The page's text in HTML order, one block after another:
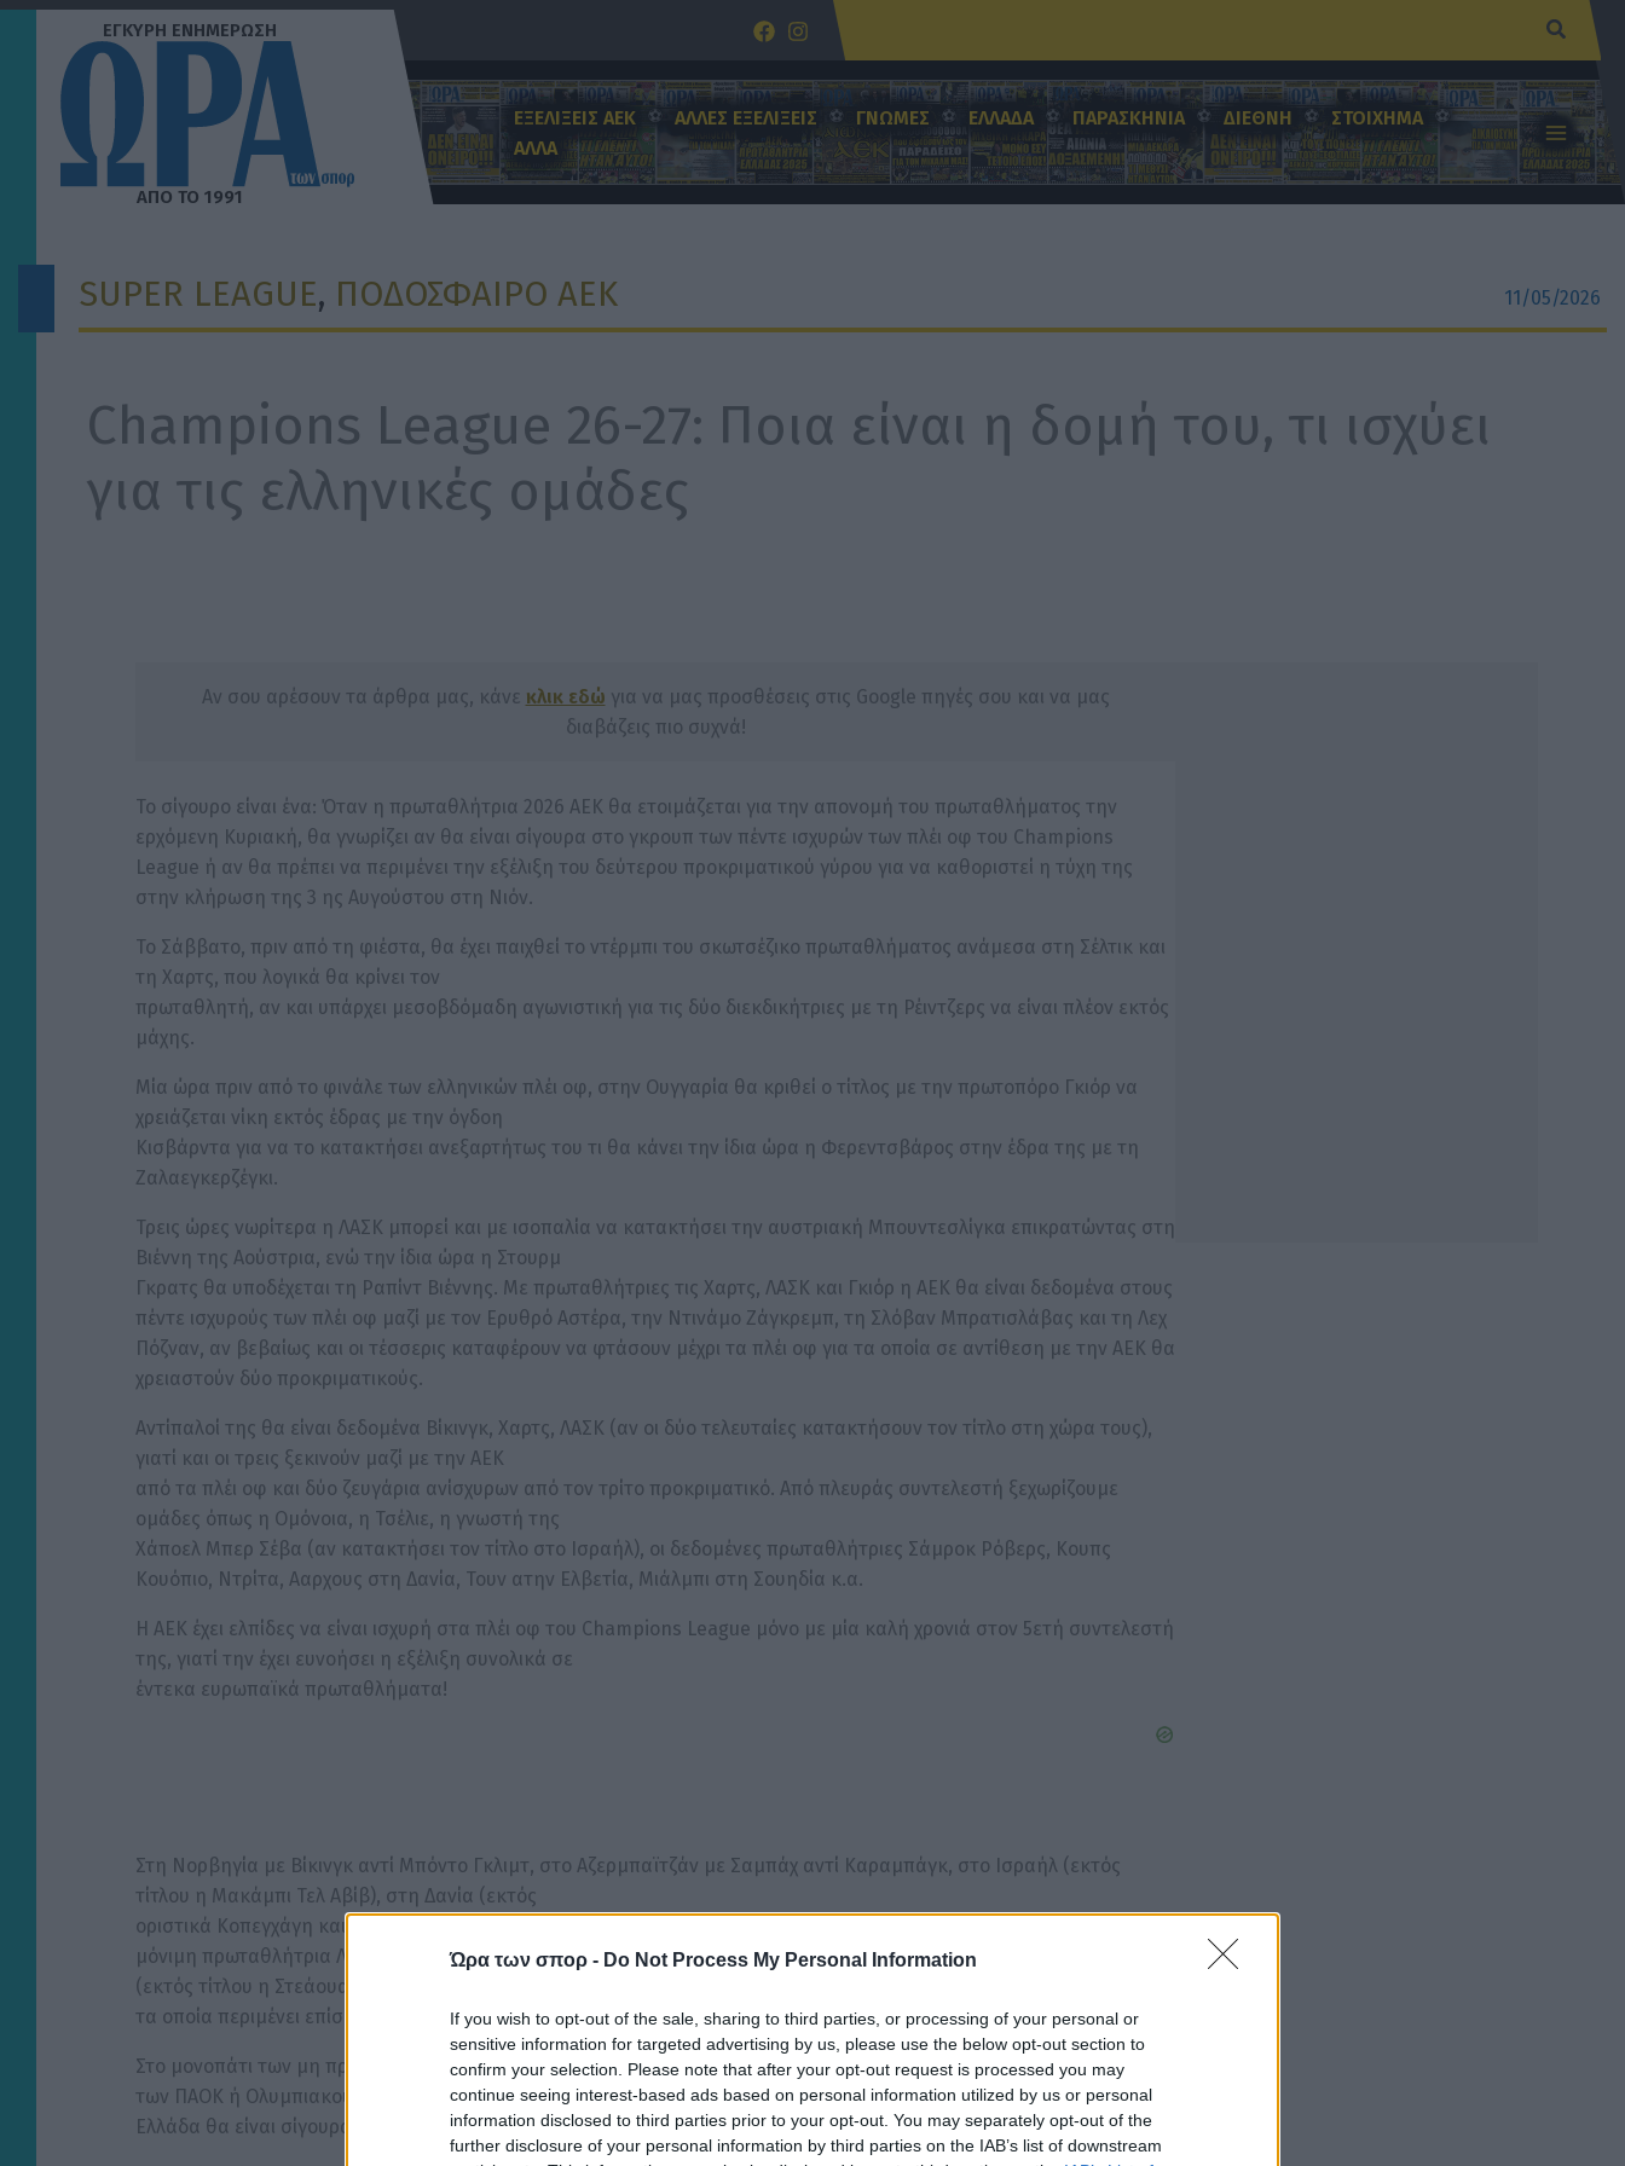
Ώρα των σπορ - Do Not Process My Personal Information
If you wish to opt-out of the sale, sharing to third parties, or processing of your personal or
sensitive information for targeted advertising by us, please use the below opt-out section to
confirm your selection. Please note that after your opt-out request is processed you may
continue seeing interest-based ads based on personal information utilized by us or personal
information disclosed to third parties prior to your opt-out. You may separately opt-out of the
further disclosure of your personal information by third parties on the IAB’s list of downstream
Μετάβαση
περιεχόμενο
ΕΞΕΛΙΞΕΙΣ ΑΕΚ ΑΛΛΕΣ ΕΞΕΛΙΞΕΙΣ ΓΝΩΜΕΣ ΕΛΛΑΔΑ ΠΑΡΑΣΚΗΝΙΑ ΔΙΕΘΝΗ
ΣΤΟΙΧΗΜΑ
ΑΛΛΑ
SUPER LEAGUE, ΠΟΔΟΣΦΑΙΡΟ ΑΕΚ 11/05/2026
Champions League 26-27: Ποια είναι η δομή του, τι ισχύει
για τις ελληνικές ομάδες
Αν σου αρέσουν τα άρθρα μας, κάνε κλικ εδώ για να μας προσθέσεις στις Google πηγές σου και να μας
διαβάζεις πιο συχνά!
Το σίγουρο είναι ένα: Όταν η πρωταθλήτρια 2026 ΑΕΚ θα ετοιμάζεται για την απονομή του πρωταθλήματος την
ερχόμενη Κυριακή, θα γνωρίζει αν θα είναι σίγουρα στο γκρουπ των πέντε ισχυρών των πλέι οφ του Champions
League ή αν θα πρέπει να περιμένει την εξέλιξη του δεύτερου προκριματικού γύρου για να καθοριστεί η τύχη της
στην κλήρωση της 3 ης Αυγούστου στη Νιόν.
Το Σάββατο, πριν από τη φιέστα, θα έχει παιχθεί το ντέρμπι του σκωτσέζικο πρωταθλήματος ανάμεσα στη Σέλτικ και
τη Χαρτς, που λογικά θα κρίνει τον
πρωταθλητή, αν και υπάρχει μεσοβδόμαδη αγωνιστική για τις δύο διεκδικήτριες με τη Ρέιντζερς να είναι πλέον εκτός
μάχης.
Μία ώρα πριν από το φινάλε των ελληνικών πλέι οφ, στην Ουγγαρία θα κριθεί ο τίτλος με την πρωτοπόρο Γκιόρ να
χρειάζεται νίκη εκτός έδρας με την όγδοη
Κισβάρντα για να το κατακτήσει ανεξαρτήτως του τι θα κάνει την ίδια ώρα η Φερεντσβάρος στην έδρα της με τη
Ζαλαεγκερζέγκι.
Τρεις ώρες νωρίτερα η ΛΑΣΚ μπορεί και με ισοπαλία να κατακτήσει την αυστριακή Μπουντεσλίγκα επικρατώντας στη
Βιέννη της Αούστρια, ενώ την ίδια ώρα η Στουρμ
Γκρατς θα υποδέχεται τη Ραπίντ Βιέννης. Με πρωταθλήτριες τις Χαρτς, ΛΑΣΚ και Γκιόρ η ΑΕΚ θα είναι δεδομένα στους
πέντε ισχυρούς των πλέι οφ μαζί με τον Ερυθρό Αστέρα, την Ντινάμο Ζάγκρεμπ, τη Σλόβαν Μπρατισλάβας και τη Λεχ
Πόζναν, αν βεβαίως και οι τέσσερις καταφέρουν να φτάσουν μέχρι τα πλέι οφ για τα οποία σε αντίθεση με την ΑΕΚ θα
χρειαστούν δύο προκριματικούς.
Αντίπαλοί της θα είναι δεδομένα Βίκινγκ, Χαρτς, ΛΑΣΚ (αν οι δύο τελευταίες κατακτήσουν τον τίτλο στη χώρα τους),
γιατί και οι τρεις ξεκινούν μαζί με την ΑΕΚ
από τα πλέι οφ και δύο ζευγάρια ανίσχυρων από τον τρίτο προκριματικό. Από πλευράς συντελεστή ξεχωρίζουμε
ομάδες όπως η Ομόνοια, η Τσέλιε, η γνωστή της
Χάποελ Μπερ Σέβα (αν κατακτήσει τον τίτλο στο Ισραήλ), οι δεδομένες πρωταθλήτριες Σάμροκ Ρόβερς, Κουπς
Κουόπιο, Ντρίτα, Ααρχους στη Δανία, Τουν ατην Ελβετία, Μιάλμπι στη Σουηδία κ.α.
Η ΑΕΚ έχει ελπίδες να είναι ισχυρή στα πλέι οφ του Champions League μόνο με μία καλή χρονιά στον 5ετή συντελεστή
της, γιατί την έχει ευνοήσει η εξέλιξη συνολικά σε
έντεκα ευρωπαϊκά πρωταθλήματα!
Στη Νορβηγία με Βίκινγκ αντί Μπόντο Γκλιμτ, στο Αζερμπαϊτζάν με Σαμπάχ αντί Καραμπάγκ, στο Ισραήλ (εκτός
τίτλου η Μακάμπι Τελ Αβίβ), στη Δανία (εκτός
οριστικά Κοπεγχάγη και Μίντιλαντ) στη Σουηδία (εκτός τίτλου η Τζουργκάρντεν), στη Βουλγαρία (Λέφσκι αντί για τη
μόνιμη πρωταθλήτρια Λουντογκόρετς), στη Ρουμανία
(εκτός τίτλου η Στεάουα) και στην Ελβετία (εκτός τίτλου Βασιλεία και Γιουνκ Μπόις) συν τα τρία πρωταθλήματα από
τα οποία περιμένει επίσης ευνοϊκή εξέλιξη!
Στο μονοπάτι των μη πρωταθλητών με 11 ομάδες να διεκδικούν δύο ακόμα εισιτήρια για τη League Phase, όποιος εκ
των ΠΑΟΚ ή Ολυμπιακού τερματίσει δεύτερος στην
Ελλάδα θα είναι σίγουρα ισχυρός στον δεύτερο προκριματικό μετά το νοκ άουτ της Ρέιντζερς!